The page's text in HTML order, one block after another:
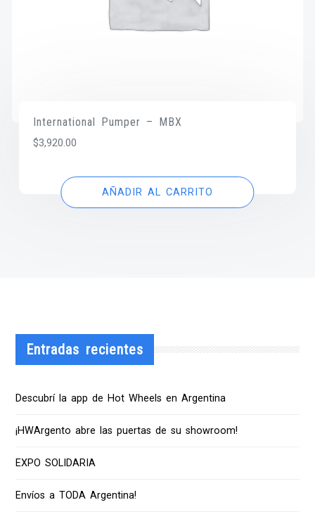
International Pumper – MBX
$3,920.00
AÑADIR AL CARRITO
Entradas recientes
Descubrí la app de Hot Wheels en Argentina
¡HWArgento abre las puertas de su showroom!
EXPO SOLIDARIA
Envíos a TODA Argentina!